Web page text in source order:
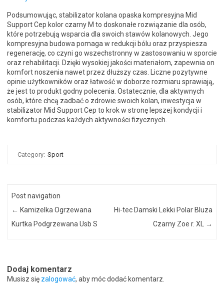
Podsumowując, stabilizator kolana opaska kompresyjna Mid
Support Cep kolor czarny M to doskonałe rozwiązanie dla osób,
które potrzebują wsparcia dla swoich stawów kolanowych. Jego
kompresyjna budowa pomaga w redukcji bólu oraz przyspiesza
regenerację, co czyni go wszechstronny w zastosowaniu w sporcie
oraz rehabilitacji. Dzięki wysokiej jakości materiałom, zapewnia on
komfort noszenia nawet przez dłuższy czas. Liczne pozytywne
opinie użytkowników oraz łatwość w doborze rozmiaru sprawiają,
że jest to produkt godny polecenia. Ostatecznie, dla aktywnych
osób, które chcą zadbać o zdrowie swoich kolan, inwestycja w
stabilizator Mid Support Cep to krok w stronę lepszej kondycji i
komfortu podczas każdych aktywności fizycznych.
Category: Sport
Post navigation
← Kamizelka Ogrzewana
Kurtka Podgrzewana Usb S
Hi-tec Damski Lekki Polar Bluza
Czarny Zoe r. XL →
Dodaj komentarz
Musisz się zalogować, aby móc dodać komentarz.